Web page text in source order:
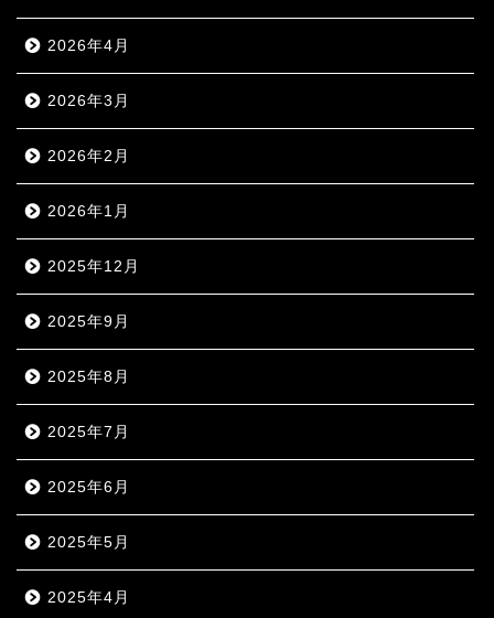
2026年4月
2026年3月
2026年2月
2026年1月
2025年12月
2025年9月
2025年8月
2025年7月
2025年6月
2025年5月
2025年4月